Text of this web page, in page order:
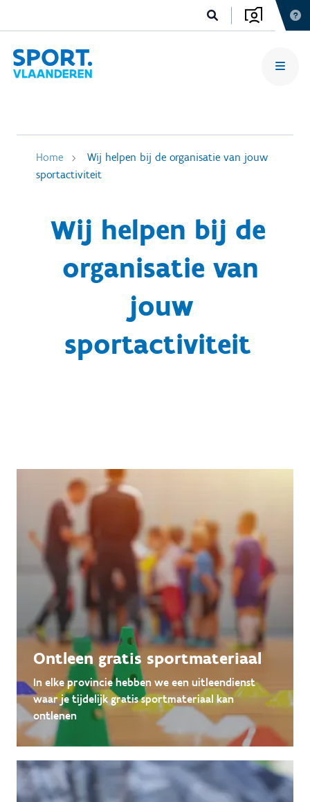
Home
Wij helpen bij de organisatie van jouw
sportactiviteit
Wij helpen bij de
organisatie van
jouw
sportactiviteit
Ontleen gratis sportmateriaal
In elke provincie hebben we een uitleendienst
waar je tijdelijk gratis sportmateriaal kan
ontlenen